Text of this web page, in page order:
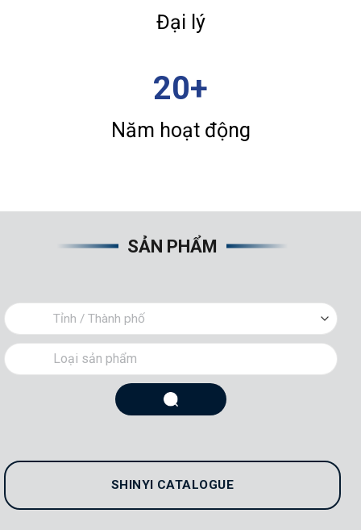
Đại lý
20+
Năm hoạt động
SẢN PHẨM
SHINYI CATALOGUE